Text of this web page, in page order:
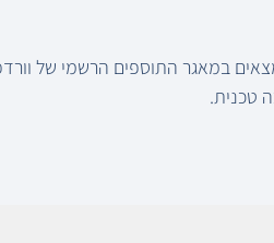
במאגר התוספים הרשמי של
טכנית.